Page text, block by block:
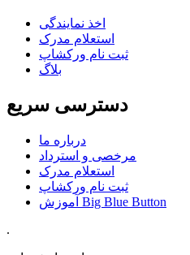
اخذ نمايندگی
استعلام مدرک
ثبت نام ورکشاپ
بلاگ
دسترسی سریع
درباره ما
مرخصی و استرداد
استعلام مدرک
ثبت نام ورکشاپ
آموزش Big Blue Button
.